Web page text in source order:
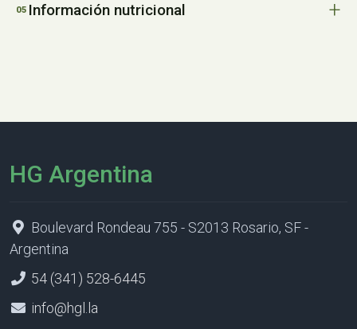
Información nutricional
HG Argentina
Boulevard Rondeau 755 - S2013 Rosario, SF -
Argentina
54 (341) 528-6445
info@hgl.la